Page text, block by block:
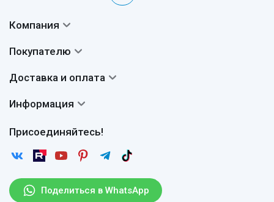
Поделиться в WhatsApp
Присоединяйтесь!
Компания
Авторы
Сертификаты
Покупателю
Вопросы и ответы
Отзывы
Статьи
Рассылка
Доставка и оплата
Доставка
Возврат
Информация
Пользовательское соглашение
Защита персональных данных
Правила продажи товаров (Постановление Правительства